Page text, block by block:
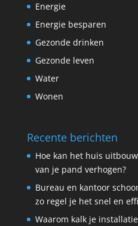
Energie
Energie besparen
Gezonde drinken
Gezonde leven
Water
Wonen
Recente berichten
Hoe kan het huis
van je pand verhogen?
Bureau en kantoor
zo regel je het snel en
Waarom kalk je